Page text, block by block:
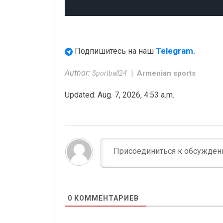
Подпишитесь на наш Telegram.
Author: Sportball24 Armenian sports
Updated: Aug. 7, 2026, 4:53 a.m.
0 КОММЕНТАРИЕВ